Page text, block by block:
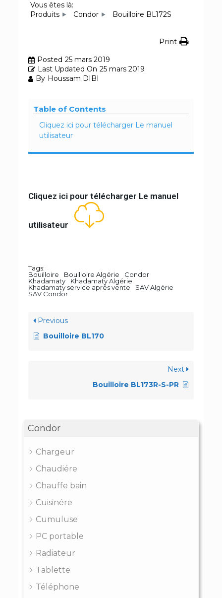
Condor
Chargeur
Chaudiére
Chauffe bain
Cuisinére
Cumuluse
PC portable
Radiateur
Tablette
Téléphone
Vous êtes là:
Produits
Condor Bouilloire BL172S
Print
Posted 25 mars 2019
Last Updated On 25 mars 2019
By Houssam DIBI
Table of Contents
Cliquez ici pour télécharger Le manuel
utilisateur
Cliquez ici pour télécharger Le manuel
utilisateur
Tags:
Bouilloire
Bouilloire Algérie
Condor
Khadamaty
Khadamaty Algérie
Khadamaty service aprés vente
SAV Algérie
SAV Condor
Previous
Bouilloire BL170
Next
Bouilloire BL173R-S-PR